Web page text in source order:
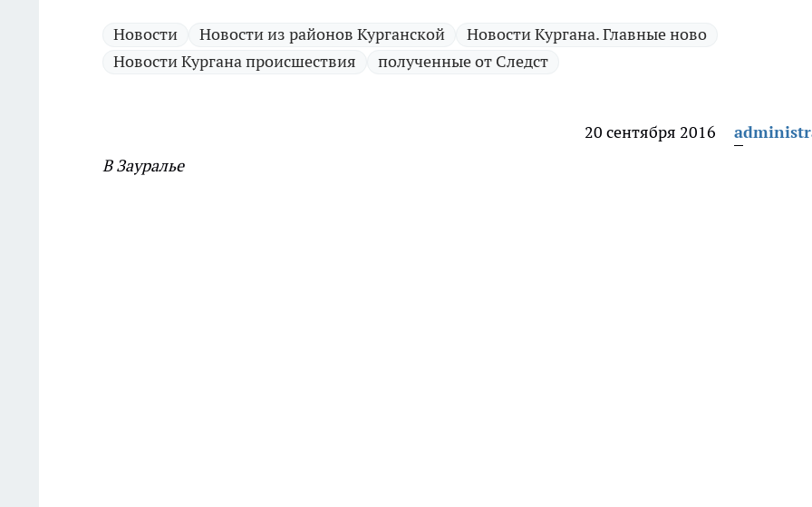
Новости Новости из районов Курганской
Новости Кургана. Главные ново
Новости Кургана происшествия
полученные от Следст
20 сентября 2016
В Зауралье